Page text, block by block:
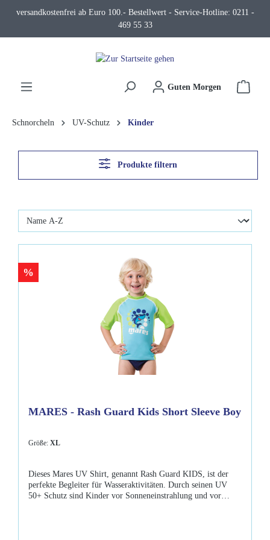
springen
versandkostenfrei ab Euro 100.- Bestellwert - Service-Hotline: 0211 -
469 55 33
Guten Morgen
Schnorcheln UV-Schutz Kinder
Produkte filtern
%
MARES - Rash Guard Kids Short Sleeve Boy
Größe: XL
Dieses Mares UV Shirt, genannt Rash Guard KIDS, ist der
perfekte Begleiter für Wasseraktivitäten. Durch seinen UV
50+ Schutz sind Kinder vor Sonneneinstrahlung und vor